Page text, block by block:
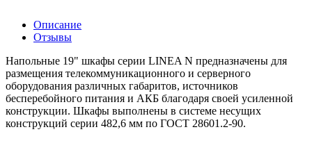
Описание
Отзывы
Напольные 19" шкафы серии LINEA N предназначены для
размещения телекоммуникационного и серверного
оборудования различных габаритов, источников
бесперебойного питания и АКБ благодаря своей усиленной
конструкции. Шкафы выполнены в системе несущих
конструкций серии 482,6 мм по ГОСТ 28601.2-90.